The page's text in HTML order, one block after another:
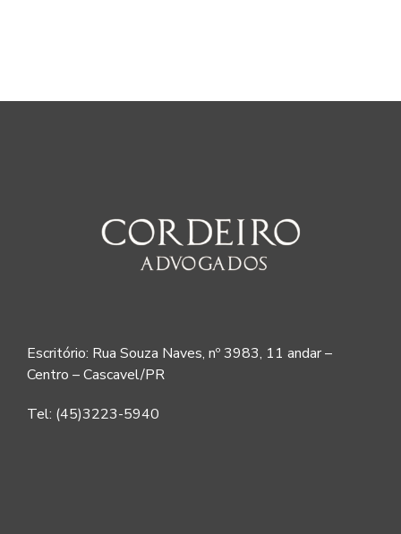
Escritório: Rua Souza Naves, nº 3983, 11 andar –
Centro – Cascavel/PR
Tel: (45)3223-5940